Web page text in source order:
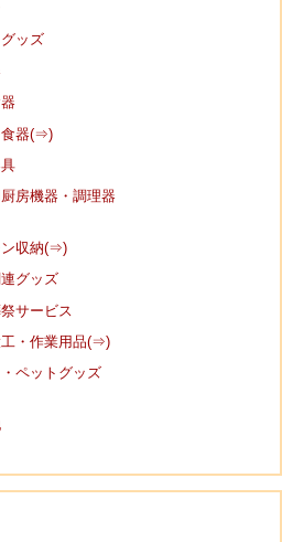
ッズ
食器(⇒)
房機器・調理器
ン収納(⇒)
グッズ
サービス
工・作業用品(⇒)
ペットグッズ